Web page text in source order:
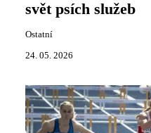
svět psích služeb
Ostatní
24. 05. 2026